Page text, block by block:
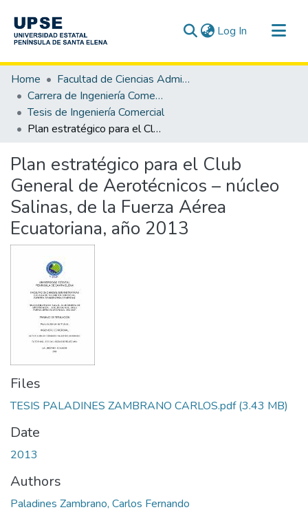
Log In (current)
Communities & Collections
All of DSpace
Statistics
Home
Facultad de Ciencias Administrativas
Carrera de Ingeniería Comercial
Tesis de Ingeniería Comercial
Plan estratégico para el Club General de Aerotécnicos – núcleo Salinas, de la Fuerza Aérea Ecuatoriana, año 2013
Plan estratégico para el Club
General de Aerotécnicos – núcleo
Salinas, de la Fuerza Aérea
Ecuatoriana, año 2013
Files
TESIS PALADINES ZAMBRANO CARLOS.pdf(3.43 MB)
Date
2013
Authors
Paladines Zambrano, Carlos Fernando